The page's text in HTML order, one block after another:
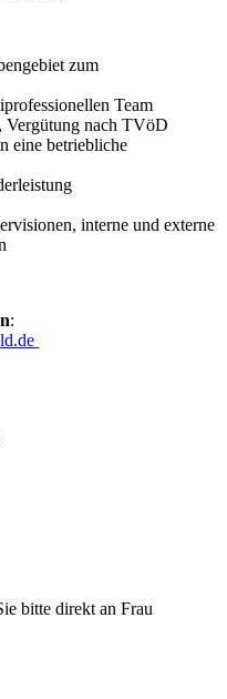
zum
Team
Vergütung nach TVöD
eine betriebliche
interne und externe
:
bitte direkt an Frau